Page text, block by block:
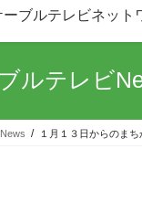
ブルテレビネット
ルテレビ
１月１３日からのま